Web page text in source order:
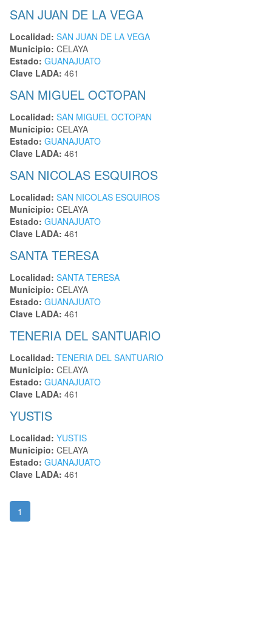
SAN JUAN DE LA VEGA
Localidad: SAN JUAN DE LA VEGA
Municipio: CELAYA
Estado: GUANAJUATO
Clave LADA: 461
SAN MIGUEL OCTOPAN
Localidad: SAN MIGUEL OCTOPAN
Municipio: CELAYA
Estado: GUANAJUATO
Clave LADA: 461
SAN NICOLAS ESQUIROS
Localidad: SAN NICOLAS ESQUIROS
Municipio: CELAYA
Estado: GUANAJUATO
Clave LADA: 461
SANTA TERESA
Localidad: SANTA TERESA
Municipio: CELAYA
Estado: GUANAJUATO
Clave LADA: 461
TENERIA DEL SANTUARIO
Localidad: TENERIA DEL SANTUARIO
Municipio: CELAYA
Estado: GUANAJUATO
Clave LADA: 461
YUSTIS
Localidad: YUSTIS
Municipio: CELAYA
Estado: GUANAJUATO
Clave LADA: 461
1